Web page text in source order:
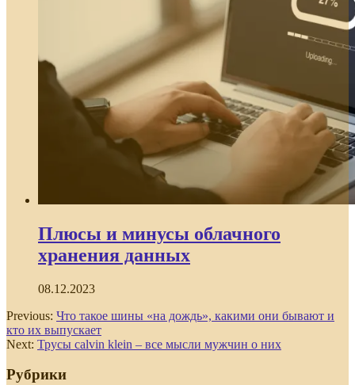
Плюсы и минусы облачного
хранения данных
08.12.2023
Previous: Что такое шины «на дождь», какими они бывают и
кто их выпускает
Next: Трусы calvin klein – все мысли мужчин о них
Рубрики